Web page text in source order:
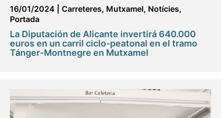
16/01/2024 Carreteres, Mutxamel, Notícies,
Portada
La Diputación de Alicante invertirá 640.000
euros en un carril ciclo-peatonal en el tramo
Tánger-Montnegre en Mutxamel